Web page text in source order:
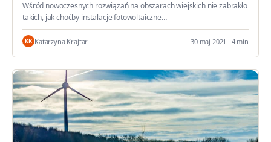
Wśród nowoczesnych rozwiązań na obszarach wiejskich nie zabrakło
takich, jak choćby instalacje fotowoltaiczne…
KK Katarzyna Krajtar 30 maj 2021 · 4 min